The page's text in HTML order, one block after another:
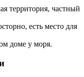
территория, частный
есть место для
доме у моря.